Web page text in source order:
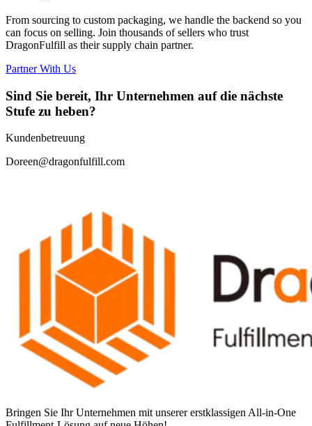
From sourcing to custom packaging, we handle the backend so you
can focus on selling. Join thousands of sellers who trust
DragonFulfill as their supply chain partner.
Partner With Us
Sind Sie bereit, Ihr Unternehmen auf die nächste
Stufe zu heben?
Kundenbetreuung
Doreen@dragonfulfill.com
Bringen Sie Ihr Unternehmen mit unserer erstklassigen All-in-One